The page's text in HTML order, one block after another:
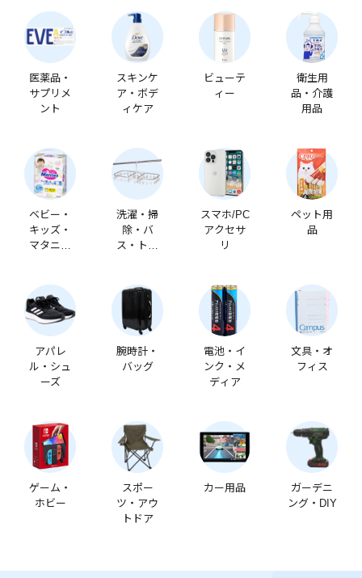
医薬品・
サプリメ
ント
スキンケ
ア・ボデ
ィケア
ビューテ
ィー
衛生用
品・介護
用品
ベビー・
キッズ・
マタニテ
洗濯・掃
除・バ
ス・トイ
スマホ/PC
アクセサ
リ
ペット用
品
アパレ
ル・シュ
ーズ
腕時計・
バッグ
電池・イ
ンク・メ
ディア
文具・オ
フィス
ゲーム・
ホビー
スポー
ツ・アウ
トドア
カー用品
ガーデニ
ング・DIY